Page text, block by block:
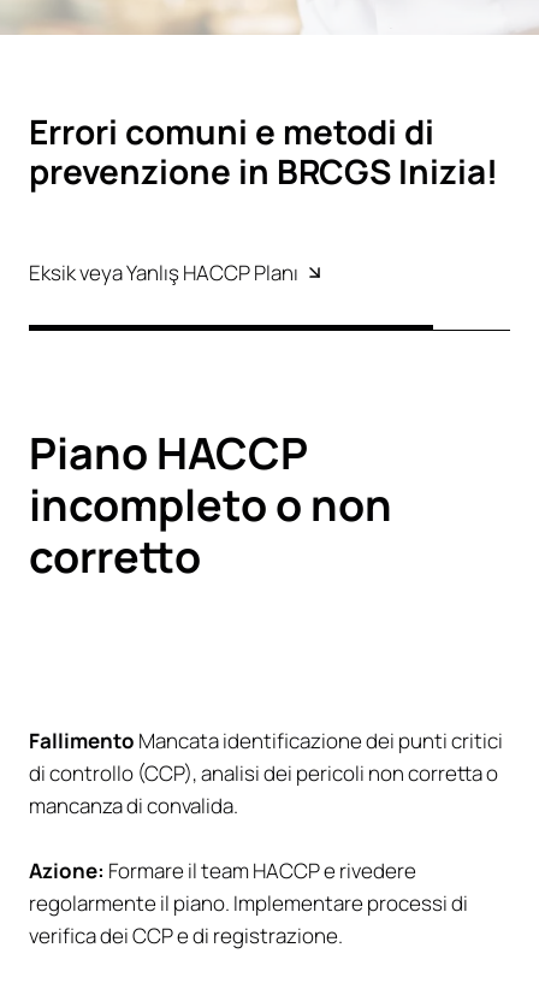
Errori comuni e metodi di
prevenzione in BRCGS Inizia!
Eksik veya Yanlış HACCP Planı
Piano HACCP
incompleto o non
corretto
Fallimento Mancata identificazione dei punti critici
di controllo (CCP), analisi dei pericoli non corretta o
mancanza di convalida.
Azione: Formare il team HACCP e rivedere
regolarmente il piano. Implementare processi di
verifica dei CCP e di registrazione.